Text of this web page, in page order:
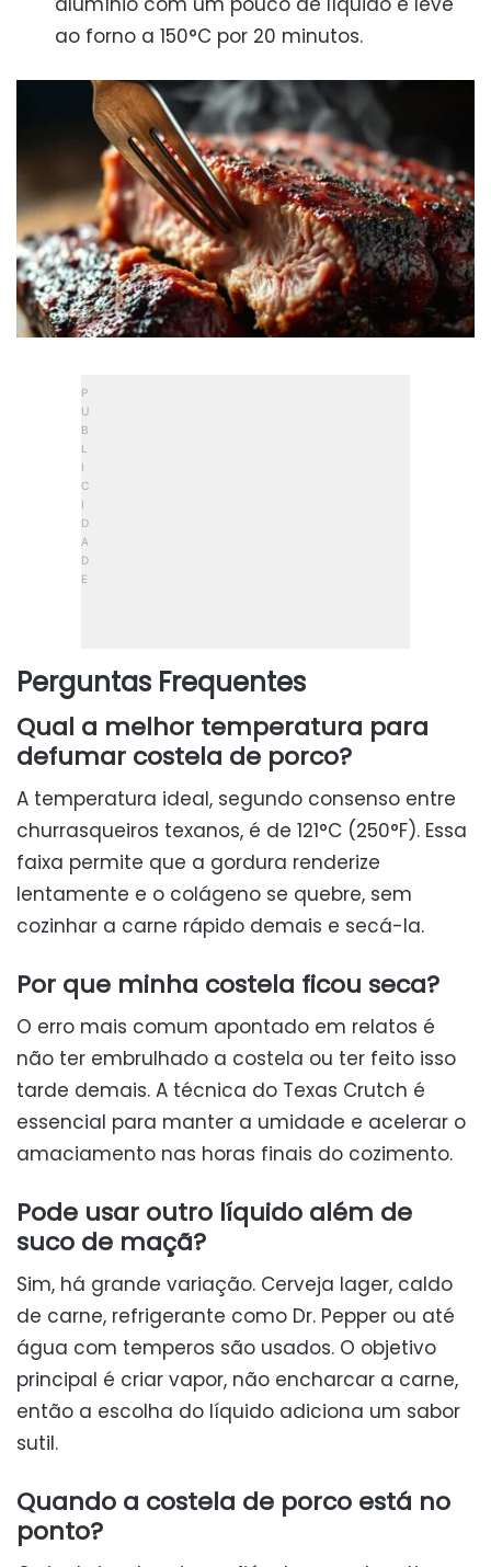
ao forno a 150°C por 20 minutos.
Perguntas Frequentes
Qual a melhor temperatura para
defumar costela de porco?
A temperatura ideal, segundo consenso entre
churrasqueiros texanos, é de 121°C (250°F). Essa
faixa permite que a gordura renderize
lentamente e o colágeno se quebre, sem
cozinhar a carne rápido demais e secá-la.
Por que minha costela ficou seca?
O erro mais comum apontado em relatos é
não ter embrulhado a costela ou ter feito isso
tarde demais. A técnica do Texas Crutch é
essencial para manter a umidade e acelerar o
amaciamento nas horas finais do cozimento.
Pode usar outro líquido além de
suco de maçã?
Sim, há grande variação. Cerveja lager, caldo
de carne, refrigerante como Dr. Pepper ou até
água com temperos são usados. O objetivo
principal é criar vapor, não encharcar a carne,
então a escolha do líquido adiciona um sabor
sutil.
Quando a costela de porco está no
ponto?